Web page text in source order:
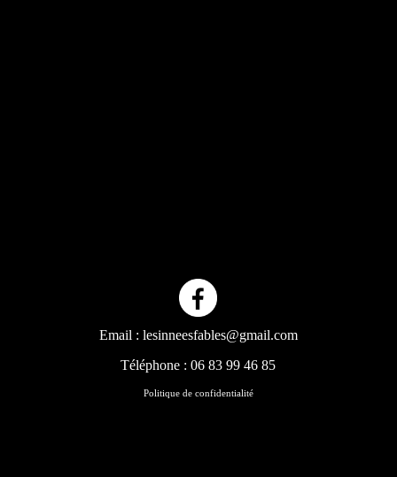
Email : lesinneesfables@gmail.com
Téléphone :06 83 99 46 85
Politique de confidentialité